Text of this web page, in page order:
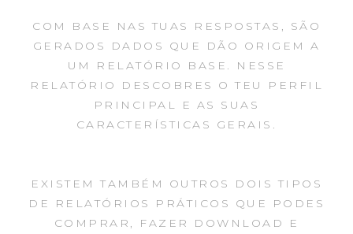
COM BASE NAS TUAS RESPOSTAS, SÃO
GERADOS DADOS QUE DÃO ORIGEM A
UM RELATÓRIO BASE. NESSE
RELATÓRIO DESCOBRES O TEU PERFIL
PRINCIPAL E AS SUAS
CARACTERÍSTICAS GERAIS.
EXISTEM TAMBÉM OUTROS DOIS TIPOS
DE RELATÓRIOS PRÁTICOS QUE PODES
COMPRAR, FAZER DOWNLOAD E